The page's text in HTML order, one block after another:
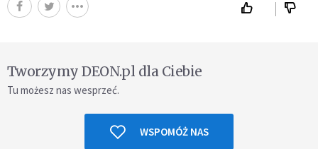
Tworzymy DEON.pl dla Ciebie
Tu możesz nas wesprzeć.
WSPOMÓŻ NAS